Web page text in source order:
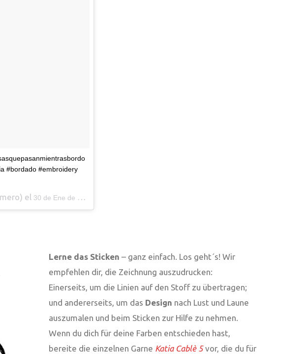
#bordado #embroidery
el 30 de Ene de 2017 a la(s) 7:49 PST
Lerne das Sticken – ganz einfach. Los geht´s! Wir
empfehlen dir, die Zeichnung auszudrucken:
Einerseits, um die Linien auf den Stoff zu übertragen;
und andererseits, um das Design nach Lust und Laune
auszumalen und beim Sticken zur Hilfe zu nehmen.
Wenn du dich für deine Farben entschieden hast,
bereite die einzelnen Garne Katia Cablè 5 vor, die du für